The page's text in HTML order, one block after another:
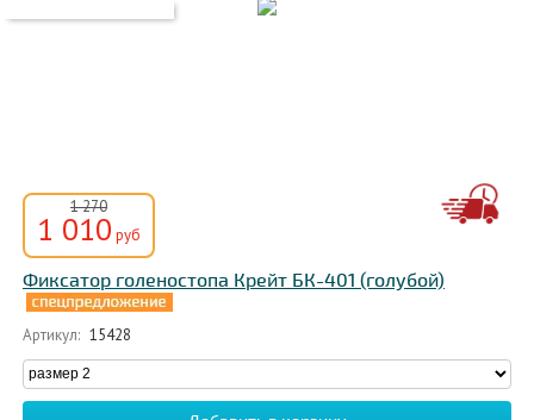
1 270
1 010 руб
Фиксатор голеностопа Крейт БК-401 (голубой)
Артикул: 15428